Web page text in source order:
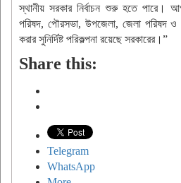
স্থানীয় সরকার নির্বাচন শুরু হতে পারে।
পরিষদ, পৌরসভা, উপজেলা, জেলা পরিষদ ও
করার সুনির্দিষ্ট পরিকল্পনা রয়েছে সরকারের।”
Share this:
Telegram
WhatsApp